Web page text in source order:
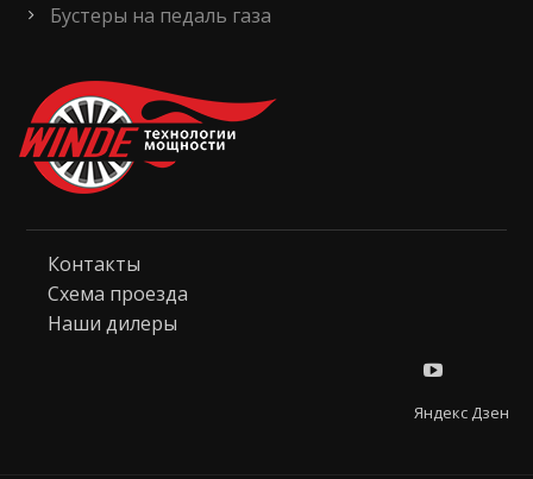
Бустеры на педаль газа
Контакты
Схема проезда
Наши дилеры
Яндекс Дзен